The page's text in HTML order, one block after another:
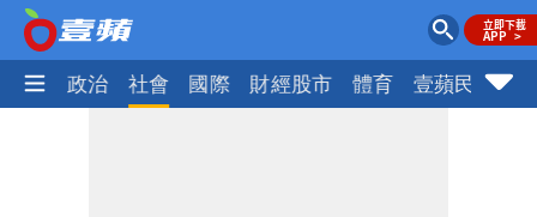
生活 政治 社會 國際 財經股市 體育 壹蘋民調